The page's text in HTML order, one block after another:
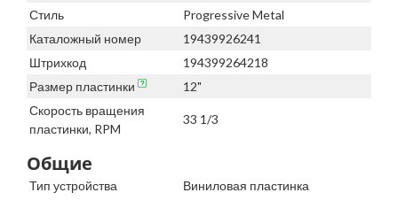
Стиль
Progressive Metal
Каталожный номер
19439926241
Штрихкод
194399264218
Размер пластинки
12"
Скорость вращения
пластинки, RPM
33 1/3
Общие
Тип устройства Виниловая пластинка